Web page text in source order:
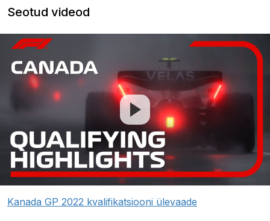
Seotud videod
Kanada GP 2022 kvalifikatsiooni ülevaade